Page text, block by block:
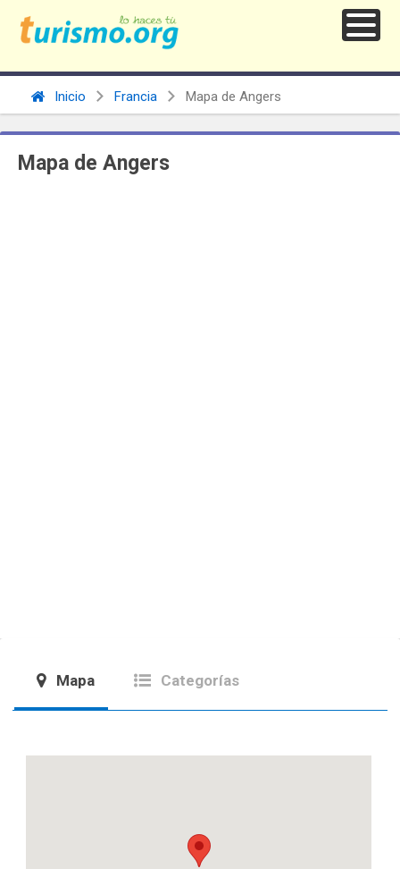
Inicio Francia Mapa de Angers
Mapa de Angers
Mapa Categorías